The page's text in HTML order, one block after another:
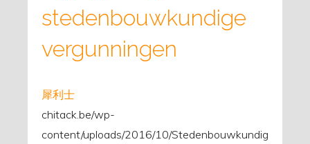
stedenbouwkundige
vergunningen
犀利士
chitack.be/wp-
content/uploads/2016/10/Stedenbouwkundig